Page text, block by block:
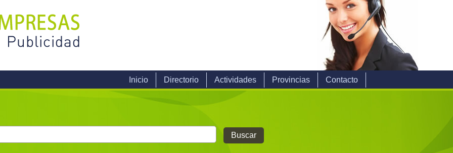
Inicio Directorio Actividades Provincias Contacto